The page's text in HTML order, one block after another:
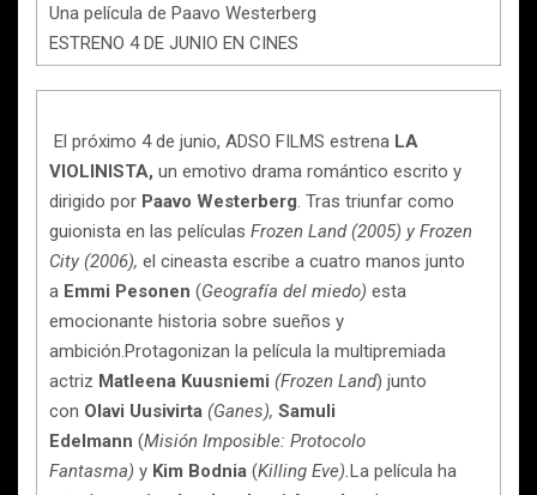
Una película de Paavo Westerberg
ESTRENO 4 DE JUNIO EN CINES
El próximo 4 de junio, ADSO FILMS estrena LA
VIOLINISTA, un emotivo drama romántico escrito y
dirigido por Paavo Westerberg. Tras triunfar como
guionista en las películas Frozen Land (2005) y Frozen
City (2006), el cineasta escribe a cuatro manos junto
a Emmi Pesonen (Geografía del miedo) esta
emocionante historia sobre sueños y
ambición.Protagonizan la película la multipremiada
actriz Matleena Kuusniemi (Frozen Land) junto
con Olavi Uusivirta (Ganes), Samuli
Edelmann (Misión Imposible: Protocolo
Fantasma) y Kim Bodnia (Killing Eve).La película ha